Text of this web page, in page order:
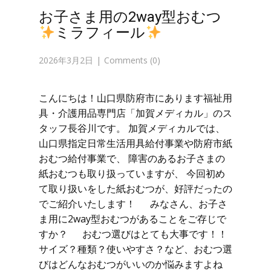
お子さま用の2way型おむつ
ミラフィール
2026年3月2日 Comments (0)
こんにちは！山口県防府市にあります福祉用
具・介護用品専門店「加賀メディカル」のス
タッフ長谷川です。 加賀メディカルでは、
山口県指定日常生活用具給付事業や防府市紙
おむつ給付事業で、 障害のあるお子さまの
紙おむつも取り扱っていますが、 今回初め
て取り扱いをした紙おむつが、好評だったの
でご紹介いたします！ みなさん、お子さ
ま用に2way型おむつがあることをご存じで
すか？ おむつ選びはとても大事です！！
サイズ？種類？使いやすさ？など、おむつ選
びはどんなおむつがいいのか悩みますよね